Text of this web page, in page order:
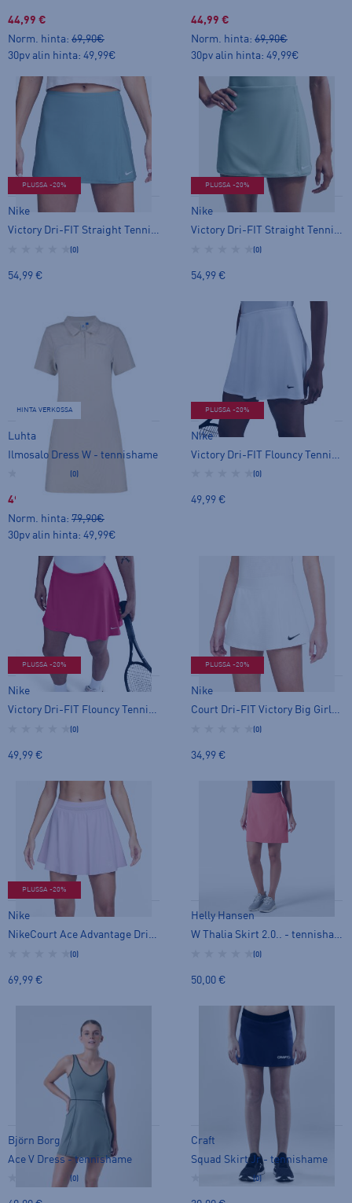
44,99 €
Norm. hinta: 69,90€
30pv alin hinta: 49,99€
44,99 €
Norm. hinta: 69,90€
30pv alin hinta: 49,99€
PLUSSA -20%
Nike
Victory Dri-FIT Straight Tennis Skirt W - tennishame
(0)
54,99 €
PLUSSA -20%
Nike
Victory Dri-FIT Straight Tennis Skirt W - tennishame
(0)
54,99 €
HINTA VERKOSSA
Luhta
Ilmosalo Dress W - tennishame
(0)
49,99 €
Norm. hinta: 79,90€
30pv alin hinta: 49,99€
PLUSSA -20%
Nike
Victory Dri-FIT Flouncy Tennis Skirt - tennishame
(0)
49,99 €
PLUSSA -20%
Nike
Victory Dri-FIT Flouncy Tennis Skirt - tennishame
(0)
49,99 €
PLUSSA -20%
Nike
Court Dri-FIT Victory Big Girls' Tennis Skirt - tennishame
(0)
34,99 €
PLUSSA -20%
Nike
NikeCourt Ace Advantage Dri-FIT Tennis Skirt W - tennishame
(0)
69,99 €
Helly Hansen
W Thalia Skirt 2.0.. - tennishame
(0)
50,00 €
Björn Borg
Ace V Dress - tennishame
(0)
Craft
Squad Skirt Jr - tennishame
(0)